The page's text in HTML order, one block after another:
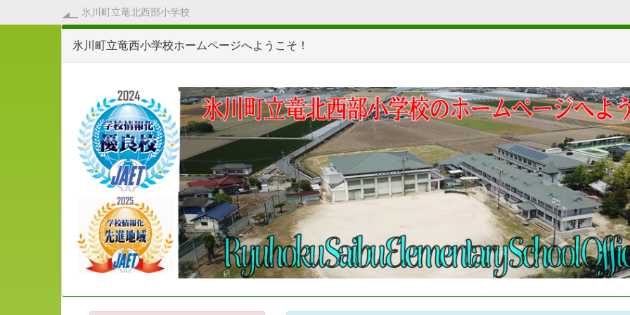
氷川町立竜北西部小学校
氷川町立竜西小学校ホームページへようこそ！